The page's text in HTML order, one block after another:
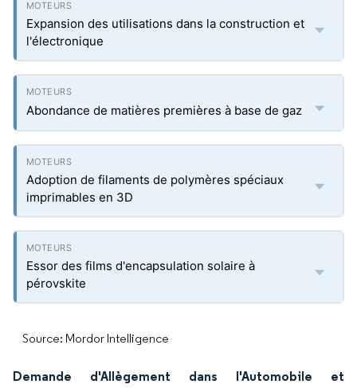
Expansion des utilisations dans la construction et
l'électronique
Abondance de matières premières à base de gaz
Adoption de filaments de polymères spéciaux
imprimables en 3D
Essor des films d'encapsulation solaire à
pérovskite
Source: Mordor Intelligence
Demande d'Allègement dans l'Automobile et